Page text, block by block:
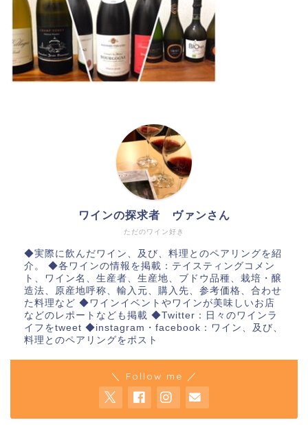
ただのワイン好き
ワインの探求者 ヴァンさん
◆実際に飲んだワイン、及び、料理とのペアリングを紹
介。 ◆各ワインの情報を掲載：テイスティングコメン
ト、ワイン名、生産者、生産地、ブドウ品種、栽培・醸
造法、原産地呼称、輸入元、購入先、参考価格、合わせ
た料理など ◆ワインイベントやワインが美味しいお店
などのレポートなども掲載 ◆Twitter：日々のワインラ
イフをtweet ◆instagram・facebook：ワイン、及び、
料理とのペアリングをポスト
＼ Follow me ／